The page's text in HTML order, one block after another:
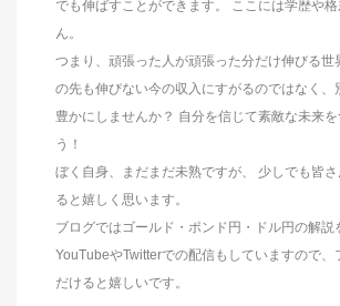
でも伸ばすことができます。 ここには学歴や
ん。
つまり、頑張った人が頑張った分だけ伸びる世
の先も伸びない今の収入にすがるのではなく、
豊かにしませんか？ 自分を信じて素敵な未来を
う！
ぼく自身、まだまだ未熟ですが、 少しでも皆
ると嬉しく思います。
ブログではゴールド・ポンド円・ドル円の解説
YouTubeやTwitterでの配信もしていますので、
だけると嬉しいです。